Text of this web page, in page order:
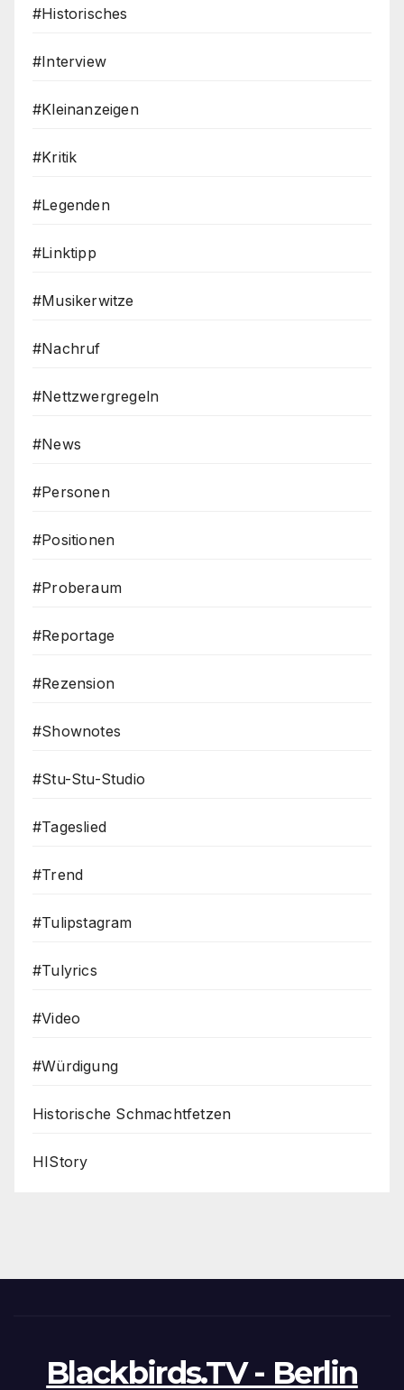
#Historisches
#Interview
#Kleinanzeigen
#Kritik
#Legenden
#Linktipp
#Musikerwitze
#Nachruf
#Nettzwergregeln
#News
#Personen
#Positionen
#Proberaum
#Reportage
#Rezension
#Shownotes
#Stu-Stu-Studio
#Tageslied
#Trend
#Tulipstagram
#Tulyrics
#Video
#Würdigung
Historische Schmachtfetzen
HIStory
Blackbirds.TV - Berlin